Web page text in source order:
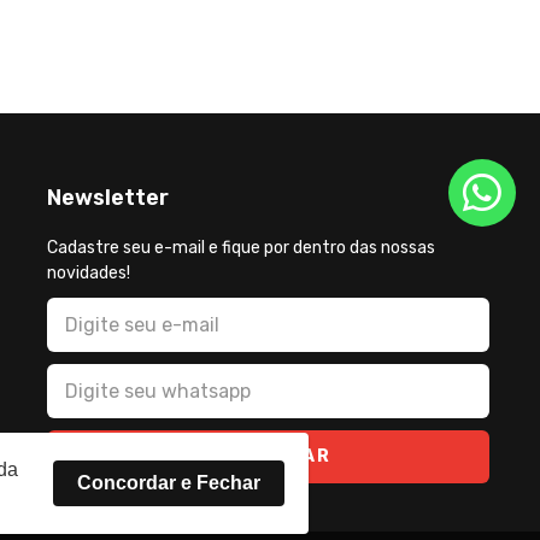
Newsletter
Cadastre seu e-mail e fique por dentro das nossas
novidades!
CADASTRAR
Concordar e Fechar